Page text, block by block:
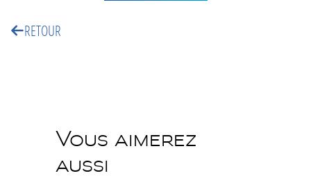
RETOUR
Vous aimerez
aussi